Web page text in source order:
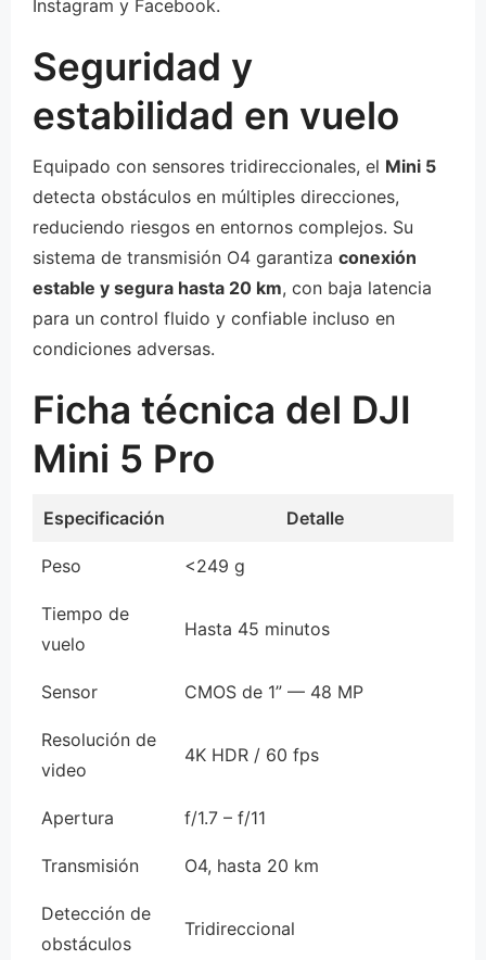
Instagram y Facebook.
Seguridad y
estabilidad en vuelo
Equipado con sensores tridireccionales, el Mini 5
detecta obstáculos en múltiples direcciones,
reduciendo riesgos en entornos complejos. Su
sistema de transmisión O4 garantiza conexión
estable y segura hasta 20 km, con baja latencia
para un control fluido y confiable incluso en
condiciones adversas.
Ficha técnica del DJI
Mini 5 Pro
Especificación Detalle
Peso <249 g
Tiempo de
vuelo
Hasta 45 minutos
Sensor CMOS de 1” — 48 MP
Resolución de
video
4K HDR / 60 fps
Apertura f/1.7 – f/11
Transmisión O4, hasta 20 km
Detección de
obstáculos
Tridireccional